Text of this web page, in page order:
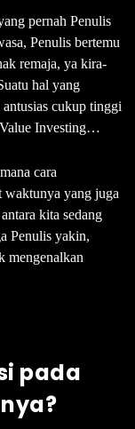
pernah Penulis
Penulis bertemu
remaja, ya kira-
hal yang
cukup tinggi
Value Investing…
cara
waktunya yang juga
kita sedang
Penulis yakin,
mengenalkan
pada